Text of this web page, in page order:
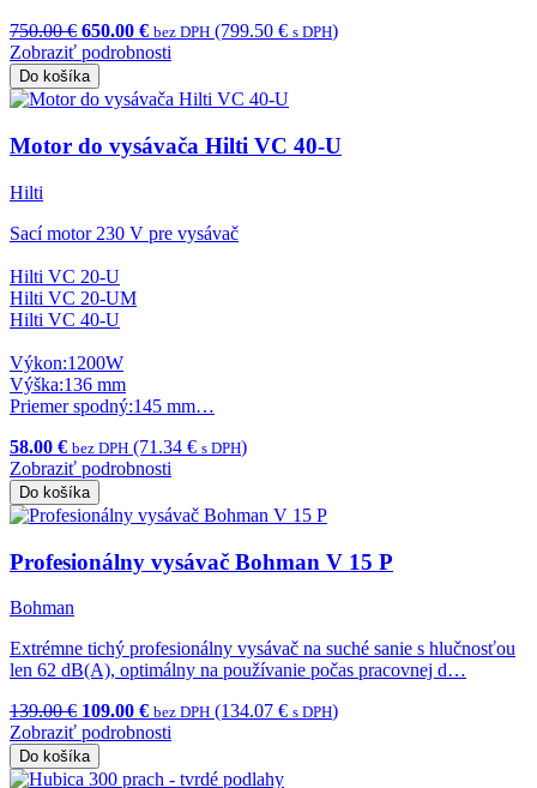
750.00 € 650.00 € bez DPH (799.50 € s DPH)
Zobraziť podrobnosti
Do košíka
Motor do vysávača Hilti VC 40-U
Hilti
Sací motor 230 V pre vysávač
Hilti VC 20-U
Hilti VC 20-UM
Hilti VC 40-U
Výkon:1200W
Výška:136 mm
Priemer spodný:145 mm…
58.00 € bez DPH (71.34 € s DPH)
Zobraziť podrobnosti
Do košíka
Profesionálny vysávač Bohman V 15 P
Bohman
Extrémne tichý profesionálny vysávač na suché sanie s hlučnosťou
len 62 dB(A), optimálny na používanie počas pracovnej d…
139.00 € 109.00 € bez DPH (134.07 € s DPH)
Zobraziť podrobnosti
Do košíka